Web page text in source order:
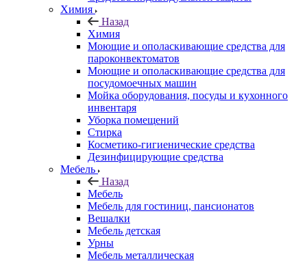
Химия
Назад
Химия
Моющие и ополаскивающие средства для
пароконвектоматов
Моющие и ополаскивающие средства для
посудомоечных машин
Мойка оборудования, посуды и кухонного
инвентаря
Уборка помещений
Стирка
Косметико-гигиенические средства
Дезинфицирующие средства
Мебель
Назад
Мебель
Мебель для гостиниц, пансионатов
Вешалки
Мебель детская
Урны
Мебель металлическая